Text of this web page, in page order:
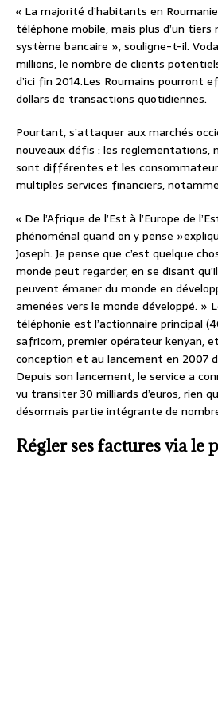
« La majorité d’habitants en
téléphone mobile, mais plus d’un tiers
système bancaire », souligne-t-il.
millions, le nombre de clients
d’ici fin 2014.Les Roumains pourront
dollars de transactions quotidiennes.
Pourtant, s’attaquer aux marchés
nouveaux défis : les reglementations,
sont différentes et les
multiples services financiers,
« De l’Afrique de l’Est à l’Europe de
phénoménal quand on y pense
Joseph. Je pense que c’est quelque
monde peut regarder, en se disant
peuvent émaner du monde en
amenées vers le monde développé. »
téléphonie est l’actionnaire principal
safricom, premier opérateur kenyan,
conception et au lancement en 2007
Depuis son lancement, le service a
vu transiter 30 milliards d’euros, rien
désormais partie intégrante de
Régler ses factures via le